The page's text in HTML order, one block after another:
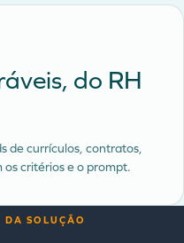
do RH
de currículos, contratos,
critérios e o prompt.
SOLUÇÃO